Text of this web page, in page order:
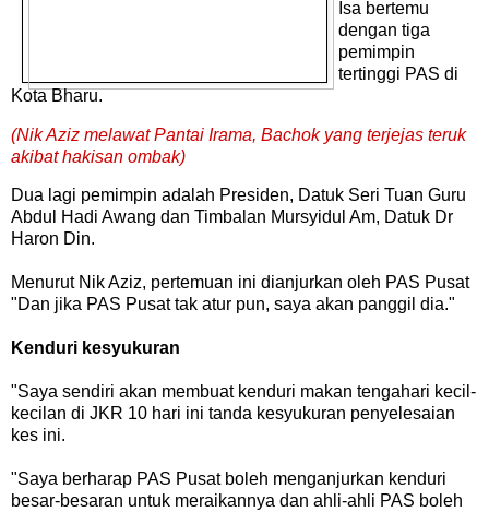
Isa bertemu
dengan tiga
pemimpin
tertinggi PAS di
Kota Bharu.
(Nik Aziz melawat Pantai Irama, Bachok yang terjejas teruk
akibat hakisan ombak)
Dua lagi pemimpin adalah Presiden, Datuk Seri Tuan Guru
Abdul Hadi Awang dan Timbalan Mursyidul Am, Datuk Dr
Haron Din.
Menurut Nik Aziz, pertemuan ini dianjurkan oleh PAS Pusat
"Dan jika PAS Pusat tak atur pun, saya akan panggil dia."
Kenduri kesyukuran
"Saya sendiri akan membuat kenduri makan tengahari kecil-
kecilan di JKR 10 hari ini tanda kesyukuran penyelesaian
kes ini.
"Saya berharap PAS Pusat boleh menganjurkan kenduri
besar-besaran untuk meraikannya dan ahli-ahli PAS boleh